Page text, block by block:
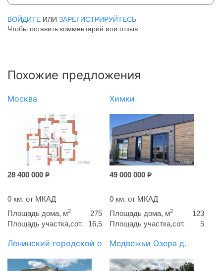
ВОЙДИТЕ ИЛИ ЗАРЕГИСТРИРУЙТЕСЬ
Чтобы оставить комментарий или отзыв
Похожие предложения
Москва
28 400 000 Р
0 км. от МКАД
Площадь дома, м2
275
Площадь участка,сот.
16,5
Химки
49 000 000 Р
0 км. от МКАД
Площадь дома, м2
123
Площадь участка,сот.
5
Ленинский городской округМедвежьи Озера д.